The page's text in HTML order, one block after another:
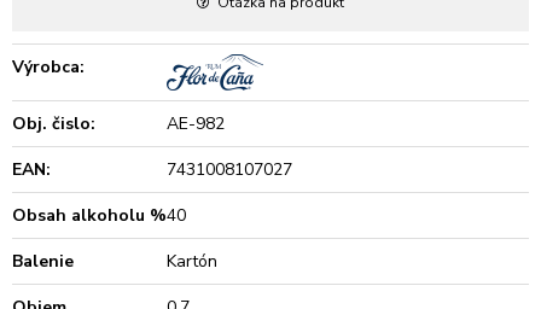
Výrobca:
Obj. čislo:
AE-982
EAN:
7431008107027
Obsah alkoholu %40
Balenie
Kartón